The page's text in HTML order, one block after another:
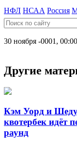
НФЛ НСАА Россия
30 ноября -0001, 00:00
Другие
Кэм Уорд и
квотербек идёт
раунд